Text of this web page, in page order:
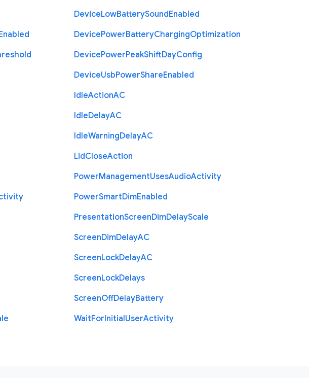
DeviceLowBatterySoundEnabled
DevicePowerBatteryChargingOptimization
DevicePowerPeakShiftDayConfig
DeviceUsbPowerShareEnabled
IdleActionAC
IdleDelayAC
IdleWarningDelayAC
LidCloseAction
PowerManagementUsesAudioActivity
PowerSmartDimEnabled
PresentationScreenDimDelayScale
ScreenDimDelayAC
ScreenLockDelayAC
ScreenLockDelays
ScreenOffDelayBattery
WaitForInitialUserActivity